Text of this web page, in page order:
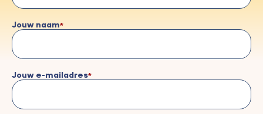
Jouw naam
Jouw e-mailadres